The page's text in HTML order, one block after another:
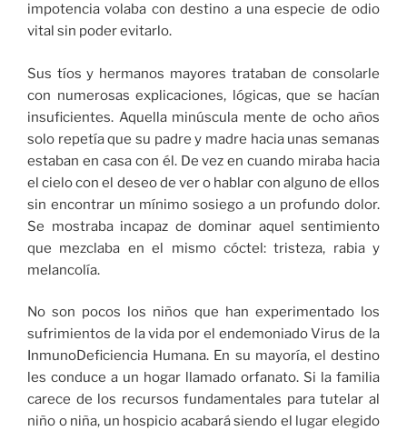
impotencia volaba con destino a una especie de odio
vital sin poder evitarlo.
Sus tíos y hermanos mayores trataban de consolarle
con numerosas explicaciones, lógicas, que se hacían
insuficientes. Aquella minúscula mente de ocho años
solo repetía que su padre y madre hacia unas semanas
estaban en casa con él. De vez en cuando miraba hacia
el cielo con el deseo de ver o hablar con alguno de ellos
sin encontrar un mínimo sosiego a un profundo dolor.
Se mostraba incapaz de dominar aquel sentimiento
que mezclaba en el mismo cóctel: tristeza, rabia y
melancolía.
No son pocos los niños que han experimentado los
sufrimientos de la vida por el endemoniado Virus de la
InmunoDeficiencia Humana. En su mayoría, el destino
les conduce a un hogar llamado orfanato. Si la familia
carece de los recursos fundamentales para tutelar al
niño o niña, un hospicio acabará siendo el lugar elegido